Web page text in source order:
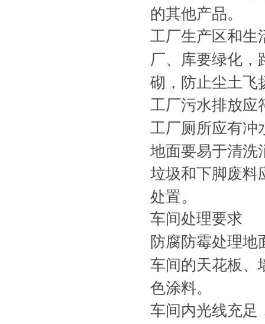
的其他产品。
工厂生产区和生
厂、库要绿化，
砌，防止尘土飞
工厂污水排放应
工厂厕所应有冲
地面要易于清洗
垃圾和下脚废料
处置。
车间处理要求
防腐防霉处理
车间的天花板、
色涂料。
车间内光线充足